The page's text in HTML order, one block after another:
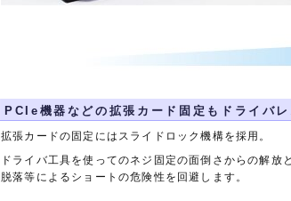
PCIe機器などの拡張カード固定もドライバレ
拡張カードの固定にはスライドロック機構を採用。
ドライバ工具を使ってのネジ固定の面倒さからの解放
脱落等によるショートの危険性を回避します。